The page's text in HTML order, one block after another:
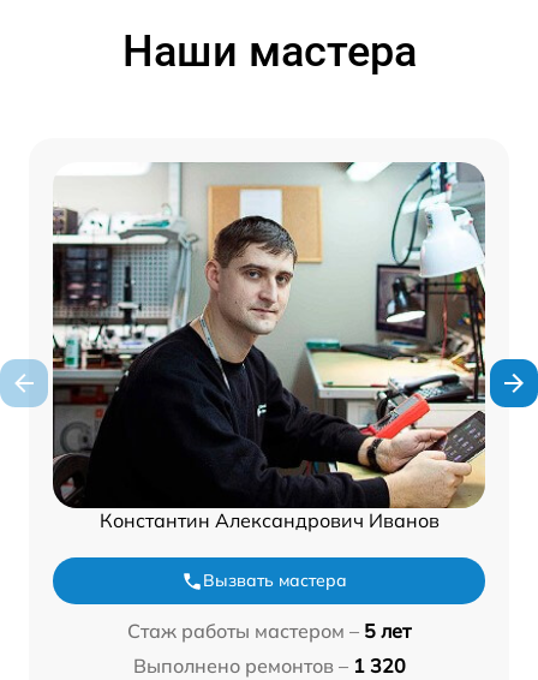
Наши мастера
Константин Александрович Иванов
Вызвать мастера
Стаж работы мастером – 5 лет
Выполнено ремонтов – 1 320